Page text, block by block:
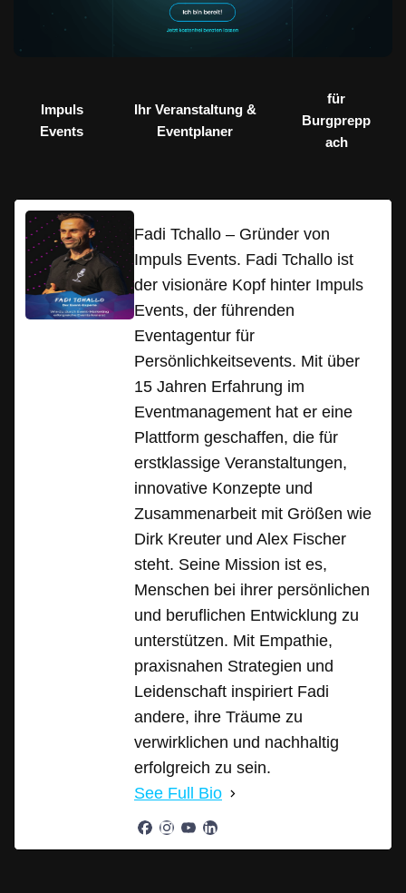
Impuls
Events
Ihr Veranstaltung &
Eventplaner
für
Burgprepp
ach
Fadi Tchallo – Gründer von
Impuls Events. Fadi Tchallo ist
der visionäre Kopf hinter Impuls
Events, der führenden
Eventagentur für
Persönlichkeitsevents. Mit über
15 Jahren Erfahrung im
Eventmanagement hat er eine
Plattform geschaffen, die für
erstklassige Veranstaltungen,
innovative Konzepte und
Zusammenarbeit mit Größen wie
Dirk Kreuter und Alex Fischer
steht. Seine Mission ist es,
Menschen bei ihrer persönlichen
und beruflichen Entwicklung zu
unterstützen. Mit Empathie,
praxisnahen Strategien und
Leidenschaft inspiriert Fadi
andere, ihre Träume zu
verwirklichen und nachhaltig
erfolgreich zu sein.
See Full Bio